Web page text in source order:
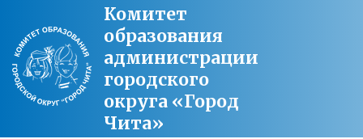
Комитет
образования
администрации
городского
округа «Город
Чита»